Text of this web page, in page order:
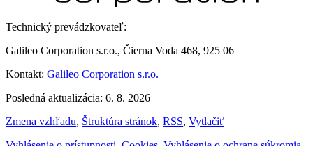
Technický prevádzkovateľ:
Galileo Corporation s.r.o., Čierna Voda 468, 925 06
Kontakt: Galileo Corporation s.r.o.
Posledná aktualizácia: 6. 8. 2026
Zmena vzhľadu, Štruktúra stránok, RSS, Vytlačiť